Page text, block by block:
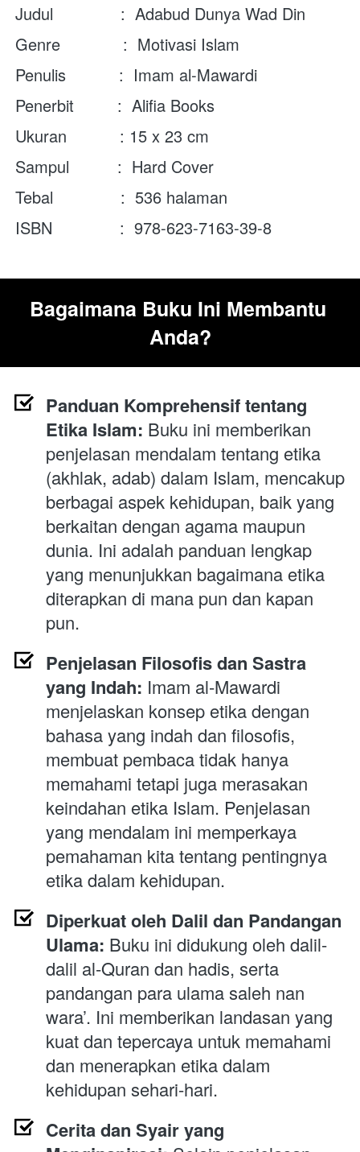
Judul              : Adabud Dunya Wad Din
Genre             : Motivasi Islam
Penulis           : Imam al-Mawardi
Penerbit         :  Alifia Books
Ukuran           : 15 x 23 cm
Sampul          :  Hard Cover
Tebal              : 536 halaman
ISBN              : 978-623-7163-39-8
Bagaimana Buku Ini Membantu
Anda?
Panduan Komprehensif tentang
Etika Islam: Buku ini memberikan
penjelasan mendalam tentang etika
(akhlak, adab) dalam Islam, mencakup
berbagai aspek kehidupan, baik yang
berkaitan dengan agama maupun
dunia. Ini adalah panduan lengkap
yang menunjukkan bagaimana etika
diterapkan di mana pun dan kapan
pun.
Penjelasan Filosofis dan Sastra
yang Indah: Imam al-Mawardi
menjelaskan konsep etika dengan
bahasa yang indah dan filosofis,
membuat pembaca tidak hanya
memahami tetapi juga merasakan
keindahan etika Islam. Penjelasan
yang mendalam ini memperkaya
pemahaman kita tentang pentingnya
etika dalam kehidupan.
Diperkuat oleh Dalil dan Pandangan
Ulama: Buku ini didukung oleh dalil-
dalil al-Quran dan hadis, serta
pandangan para ulama saleh nan
wara’. Ini memberikan landasan yang
kuat dan tepercaya untuk memahami
dan menerapkan etika dalam
kehidupan sehari-hari.
Cerita dan Syair yang